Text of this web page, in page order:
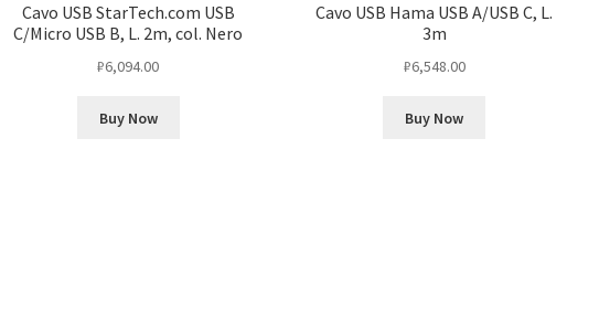
Cavo USB StarTech.com USB
C/Micro USB B, L. 2m, col. Nero
₽6,094.00
Buy Now
Cavo USB Hama USB A/USB C, L.
3m
₽6,548.00
Buy Now